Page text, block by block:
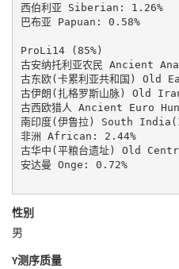
西伯利亚 Siberian: 1.26%
巴布亚 Papuan: 0.58%
ProLi14 (85%)
古安纳托利亚农民 Ancient
古东欧(卡累利亚共和国)
古伊朗(扎格罗斯山脉) Old
古西欧猎人 Ancient Euro
南印度(伊鲁拉) South
非洲 African: 2.44%
古华中(平粮台遗址) Old
安达曼 Onge: 0.72%
性别
男
Y测序质量